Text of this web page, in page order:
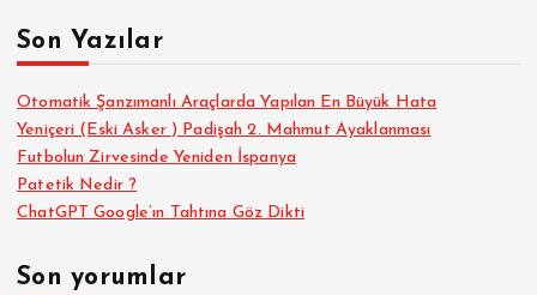
:Son Yazılar
Otomatik Şanzımanlı Araçlarda Yapılan En Büyük Hata
Yeniçeri (Eski Asker ) Padişah 2. Mahmut Ayaklanması
Futbolun Zirvesinde Yeniden İspanya
Patetik Nedir ?
ChatGPT Google’ın Tahtına Göz Dikti
Son yorumlar